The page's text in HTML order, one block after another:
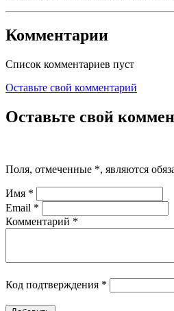
Комментарии
Список комментариев пуст
Оставьте свой комментарий
Оставьте свой
Поля, отмеченные *, являются
Имя *
Email *
Комментарий *
Код подтверждения *